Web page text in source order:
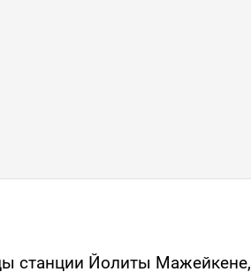
станции Йолиты Мажейкене,